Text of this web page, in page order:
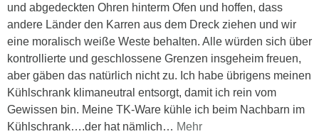
und abgedeckten Ohren hinterm Ofen und hoffen, dass
andere Länder den Karren aus dem Dreck ziehen und wir
eine moralisch weiße Weste behalten. Alle würden sich über
kontrollierte und geschlossene Grenzen insgeheim freuen,
aber gäben das natürlich nicht zu. Ich habe übrigens meinen
Kühlschrank klimaneutral entsorgt, damit ich rein vom
Gewissen bin. Meine TK-Ware kühle ich beim Nachbarn im
Kühlschrank….der hat nämlich… Mehr